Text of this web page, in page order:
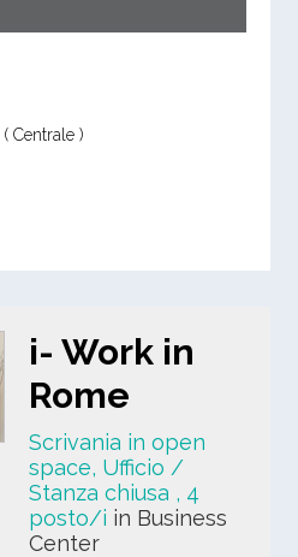
( Centrale )
i- Work in
Rome
Scrivania in open
space, Ufficio /
Stanza chiusa , 4
posto/i in Business
Center